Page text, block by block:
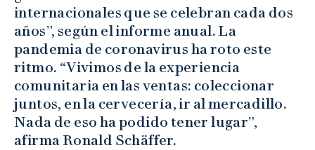
internacionales que se celebran cada dos
años”, según el informe anual. La
pandemia de coronavirus ha roto este
ritmo. “Vivimos de la experiencia
comunitaria en las ventas: coleccionar
juntos, en la cervecería, ir al mercadillo.
Nada de eso ha podido tener lugar”,
afirma Ronald Schäffer.